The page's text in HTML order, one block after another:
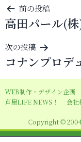
投
稿
ナ
ビ
ゲ
ー
シ
ン
前の投稿
高田パール(
次の投稿
コナンプロデ
WEB制作・デザイン企画
芦屋LIFE NEWS！
会社
Copyright ©